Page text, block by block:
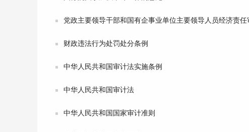
党政主要领导干部和国有企事业单位主要领导人员经济责任
财政违法行为处罚处分条例
中华人民共和国审计法实施条例
中华人民共和国审计法
中华人民共和国国家审计准则